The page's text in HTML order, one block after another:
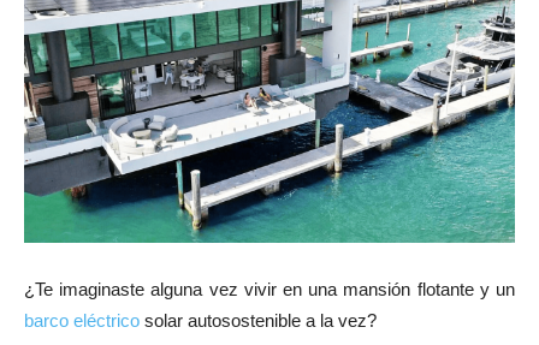
¿Te imaginaste alguna vez vivir en una mansión flotante y un
barco eléctrico solar autosostenible a la vez?